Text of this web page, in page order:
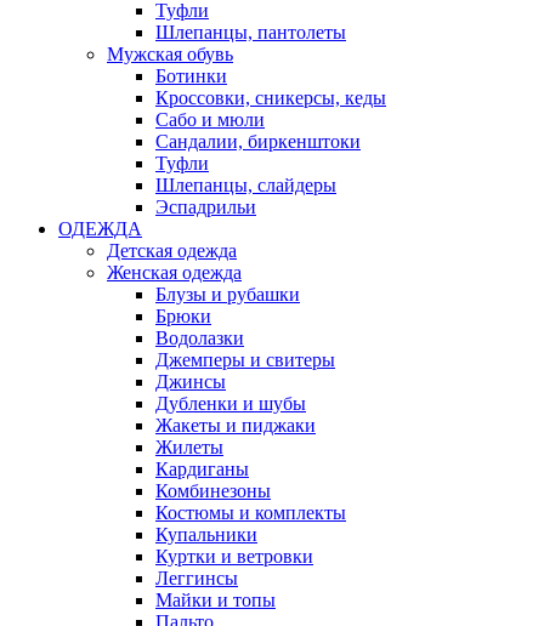
Туфли
Шлепанцы, пантолеты
Мужская обувь
Ботинки
Кроссовки, сникерсы, кеды
Сабо и мюли
Сандалии, биркенштоки
Туфли
Шлепанцы, слайдеры
Эспадрильи
ОДЕЖДА
Детская одежда
Женская одежда
Блузы и рубашки
Брюки
Водолазки
Джемперы и свитеры
Джинсы
Дубленки и шубы
Жакеты и пиджаки
Жилеты
Кардиганы
Комбинезоны
Костюмы и комплекты
Купальники
Куртки и ветровки
Леггинсы
Майки и топы
Пальто